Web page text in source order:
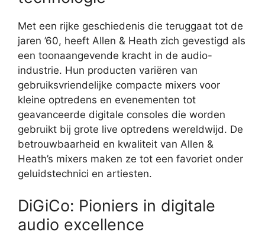
Met een rijke geschiedenis die teruggaat tot de
jaren ’60, heeft Allen & Heath zich gevestigd als
een toonaangevende kracht in de audio-
industrie. Hun producten variëren van
gebruiksvriendelijke compacte mixers voor
kleine optredens en evenementen tot
geavanceerde digitale consoles die worden
gebruikt bij grote live optredens wereldwijd. De
betrouwbaarheid en kwaliteit van Allen &
Heath’s mixers maken ze tot een favoriet onder
geluidstechnici en artiesten.
DiGiCo: Pioniers in digitale
audio excellence